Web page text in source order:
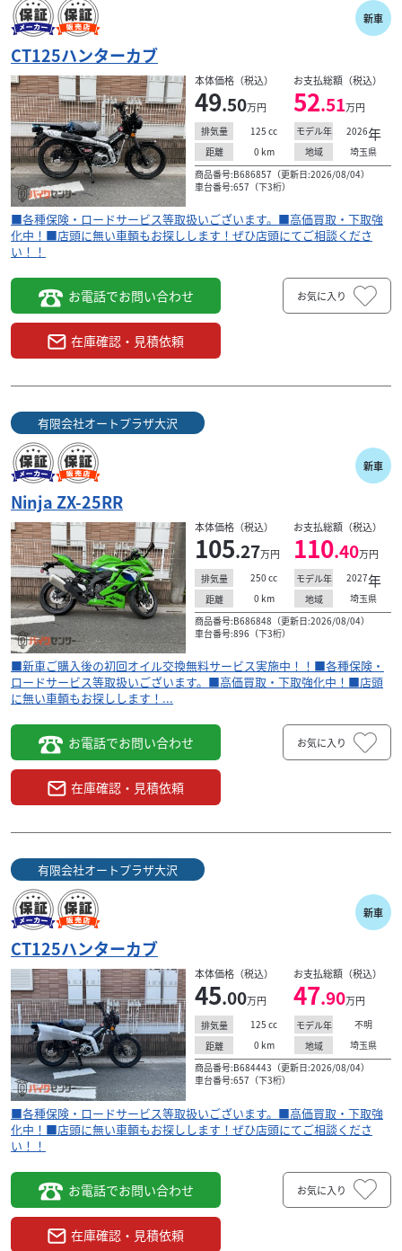
ホンダ 有限会社オートプラザ大沢
レブル250 Sエディション E-Clutch 2026年モ...
本体価格:73.15万円（税込）
■新車ご購入後の初回オイル交換無料サービス実施中！！
■各種保険・ロードサービス等取扱いございます。■高価
買取・下取強化中！■店頭に無い車輌もお探しします！...
スズキ
GIXXER150 ED131 2025年モデル グラススパ...
本体価格:35.80万円（税込）
■新車ご購入後の初回オイル交換無料サービス実施中！！
■各種保険・ロードサービス等取扱いございます。■高価
買取・下取強化中！■店頭に無い車輌もお探しします！...
PCX125 2026年モデル 店頭在庫有り
本体価格:37.95万円（税込）
■新車ご購入後の初回オイル交換無料サービス実施中！！
■各種保険・ロードサービス等取扱いございます。■高価
買取・下取強化中！■店頭に無い車輌もお探しします！...
新車
CT125ハンターカブ
本体価格（税込）
49.50万円
お支払総額（税込）
52.51万円
排気量 125 cc モデル年 2026年
距離 0 km 地域
埼玉県
商品番号:B686857（更新日:2026/08/04）
車台番号:657（下3桁）
■各種保険・ロードサービス等取扱いございます。■高価買取・下取強
化中！■店頭に無い車輌もお探しします！ぜひ店頭にてご相談くださ
い！！
お電話でお問い合わせ
在庫確認・見積依頼
お気に入り
有限会社オートプラザ大沢
新車
Ninja ZX-25RR
本体価格（税込）
105.27万円
お支払総額（税込）
110.40万円
排気量 250 cc モデル年 2027年
距離 0 km 地域
埼玉県
商品番号:B686848（更新日:2026/08/04）
車台番号:896（下3桁）
■新車ご購入後の初回オイル交換無料サービス実施中！！■各種保険・
ロードサービス等取扱いございます。■高価買取・下取強化中！■店頭
に無い車輌もお探しします！...
お電話でお問い合わせ
在庫確認・見積依頼
お気に入り
有限会社オートプラザ大沢
新車
CT125ハンターカブ
本体価格（税込）
45.00万円
お支払総額（税込）
47.90万円
排気量 125 cc モデル年
不明
距離
0 km 地域
埼玉県
商品番号:B684443（更新日:2026/08/04）
車台番号:657（下3桁）
■各種保険・ロードサービス等取扱いございます。■高価買取・下取強
化中！■店頭に無い車輌もお探しします！ぜひ店頭にてご相談くださ
い！！
お電話でお問い合わせ
在庫確認・見積依頼
お気に入り